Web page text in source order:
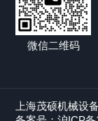
微信二维码
上海茂硕机械设